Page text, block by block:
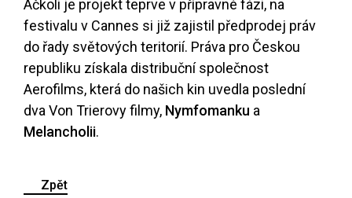
Ačkoli je projekt teprve v přípravné fázi, na
festivalu v Cannes si již zajistil předprodej práv
do řady světových teritorií. Práva pro Českou
republiku získala distribuční společnost
Aerofilms, která do našich kin uvedla poslední
dva Von Trierovy filmy, Nymfomanku a
Melancholii.
Zpět